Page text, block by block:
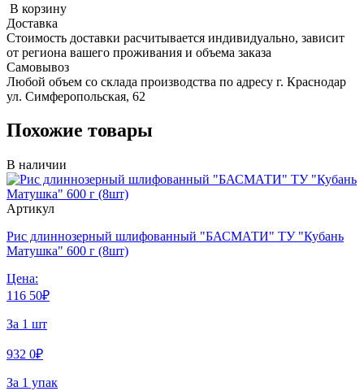
В корзину
Доставка
Стоимость доставки расчитывается индивидуально, зависит
от региона вашего проживания и объема заказа
Самовывоз
Любой объем со склада производства по адресу г. Краснодар
ул. Симферопольская, 62
Похожие товары
В наличии
Артикул
Рис длиннозерный шлифованный "БАСМАТИ" ТУ "Кубань
Матушка" 600 г (8шт)
Цена:
116 50₽
За 1 шт
932 0₽
За 1 упак